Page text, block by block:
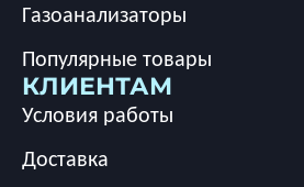
Газоанализаторы
Популярные товары
КЛИЕНТАМ
Условия работы
Доставка